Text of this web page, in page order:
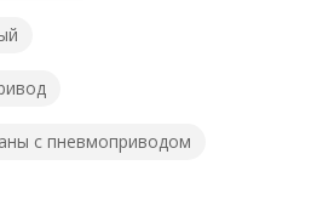
с пневмоприводом